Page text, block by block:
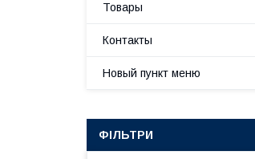
Товары
Контакты
Новый пункт меню
ФІЛЬТРИ